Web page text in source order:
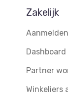
Zakelijk
Partner
Winkeliers